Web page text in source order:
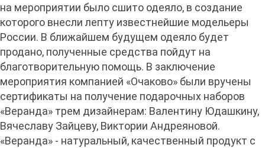
на мероприятии было сшито одеяло, в создание
которого внесли лепту известнейшие модельеры
России. В ближайшем будущем одеяло будет
продано, полученные средства пойдут на
благотворительную помощь. В заключение
мероприятия компанией «Очаково» были вручены
сертификаты на получение подарочных наборов
«Веранда» трем дизайнерам: Валентину Юдашкину,
Вячеславу Зайцеву, Виктории Андреяновой.
«Веранда» - натуральный, качественный продукт с